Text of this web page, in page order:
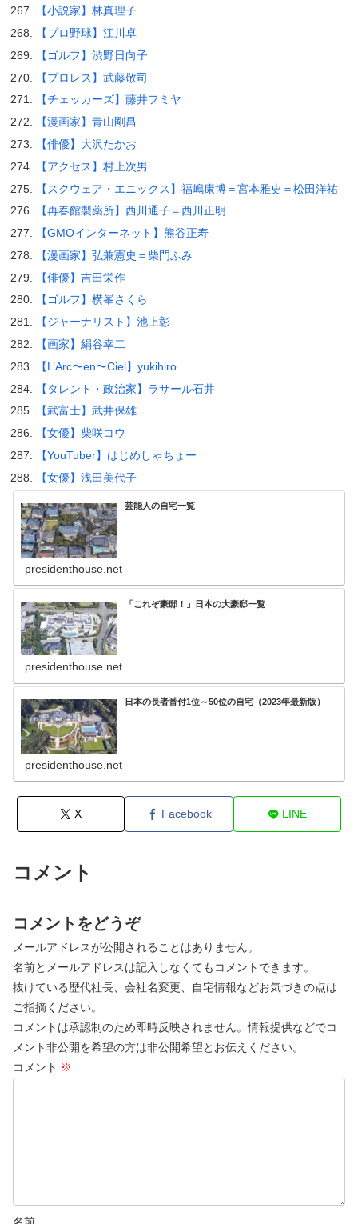
【小説家】林真理子
【プロ野球】江川卓
【ゴルフ】渋野日向子
【プロレス】武藤敬司
【チェッカーズ】藤井フミヤ
【漫画家】青山剛昌
【俳優】大沢たかお
【アクセス】村上次男
【スクウェア・エニックス】福嶋康博＝宮本雅史＝松田洋祐
【再春館製薬所】西川通子＝西川正明
【GMOインターネット】熊谷正寿
【漫画家】弘兼憲史＝柴門ふみ
【俳優】吉田栄作
【ゴルフ】横峯さくら
【ジャーナリスト】池上彰
【画家】絹谷幸二
【L’Arc〜en〜Ciel】yukihiro
【タレント・政治家】ラサール石井
【武富士】武井保雄
【女優】柴咲コウ
【YouTuber】はじめしゃちょー
【女優】浅田美代子
芸能人の自宅一覧
presidenthouse.net
「これぞ豪邸！」日本の大豪邸一覧
presidenthouse.net
日本の長者番付1位～50位の自宅（2023年最新版）
presidenthouse.net
X Facebook LINE
コメント
コメントをどうぞ
メールアドレスが公開されることはありません。
名前とメールアドレスは記入しなくてもコメントできます。
抜けている歴代社長、会社名変更、自宅情報などお気づきの点は
ご指摘ください。
コメントは承認制のため即時反映されません。情報提供などでコ
メント非公開を希望の方は非公開希望とお伝えください。
コメント ※